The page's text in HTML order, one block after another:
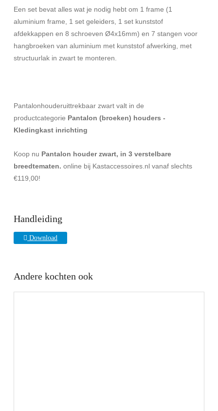
Een set bevat alles wat je nodig hebt om 1 frame (1
aluminium frame, 1 set geleiders, 1 set kunststof
afdekkappen en 8 schroeven Ø4x16mm) en 7 stangen voor
hangbroeken van aluminium met kunststof afwerking, met
structuurlak in zwart te monteren.
Pantalonhouderuittrekbaar zwart valt in de
productcategorie Pantalon (broeken) houders -
Kledingkast inrichting
Koop nu Pantalon houder zwart, in 3 verstelbare
breedtematen. online bij Kastaccessoires.nl vanaf slechts
€119,00!
Handleiding
Download
Andere kochten ook